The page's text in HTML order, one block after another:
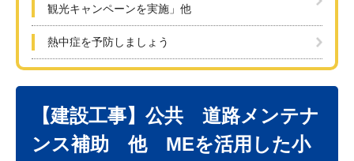
観光キャンペーンを実施」他
熱中症を予防しましょう
【建設工事】公共 道路メンテナ
ンス補助 他 MEを活用した小